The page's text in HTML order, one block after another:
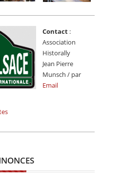
Contact :
Association
Historally
Jean Pierre
Munsch / par
Email